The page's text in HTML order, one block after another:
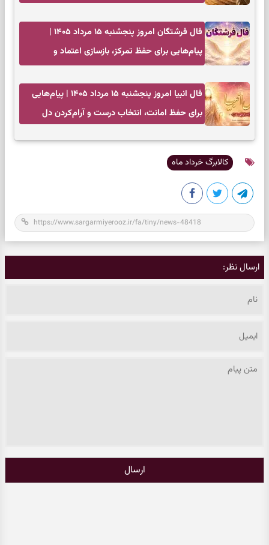
فال فرشتگان امروز پنجشنبه ۱۵ مرداد ۱۴۰۵ |
پیام‌هایی برای حفظ تمرکز، بازسازی اعتماد و
فال انبیا امروز پنجشنبه ۱۵ مرداد ۱۴۰۵ | پیام‌هایی
برای حفظ امانت، انتخاب درست و آرام‌کردن دل
کالابرگ خرداد ماه
ارسال نظر:
ارسال